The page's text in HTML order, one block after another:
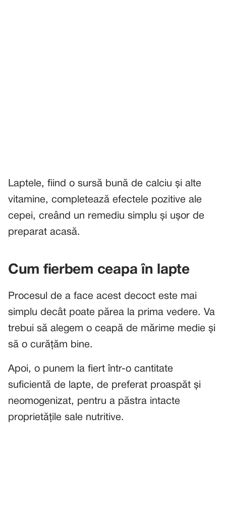
Laptele, fiind o sursă bună de calciu și alte
vitamine, completează efectele pozitive ale
cepei, creând un remediu simplu și ușor de
preparat acasă.
Cum fierbem ceapa în lapte
Procesul de a face acest decoct este mai
simplu decât poate părea la prima vedere. Va
trebui să alegem o ceapă de mărime medie și
să o curățăm bine.
Apoi, o punem la fiert într-o cantitate
suficientă de lapte, de preferat proaspăt și
neomogenizat, pentru a păstra intacte
proprietățile sale nutritive.